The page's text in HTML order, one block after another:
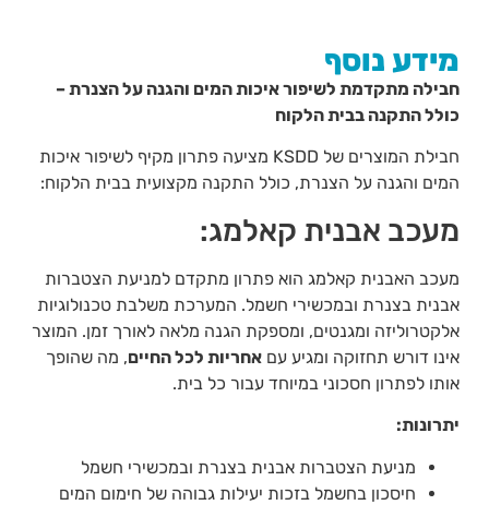
מידע נוסף
חבילה מתקדמת לשיפור איכות המים והגנה על הצנרת –
כולל התקנה בבית הלקוח
חבילת המוצרים של KSDD מציעה פתרון מקיף לשיפור איכות
המים והגנה על הצנרת, כולל התקנה מקצועית בבית הלקוח:
מעכב אבנית קאלמג:
מעכב האבנית קאלמג הוא פתרון מתקדם למניעת הצטברות
אבנית בצנרת ובמכשירי חשמל. המערכת משלבת טכנולוגיות
אלקטרוליזה ומגנטים, ומספקת הגנה מלאה לאורך זמן. המוצר
אינו דורש תחזוקה ומגיע עם אחריות לכל החיים, מה שהופך
אותו לפתרון חסכוני במיוחד עבור כל בית.
יתרונות:
מניעת הצטברות אבנית בצנרת ובמכשירי חשמל
חיסכון בחשמל בזכות יעילות גבוהה של חימום המים